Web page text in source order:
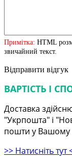
Примітка: HTML
звичайний текст.
Відправити відгук
ВАРТІСТЬ І
Доставка
"Укрпошта" і
пошти у Вашому
>> Натисніть тут